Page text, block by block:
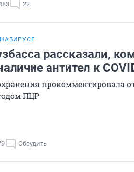
22
рассказали,
антител к
прокомментировала
ПЦР
Обсудить